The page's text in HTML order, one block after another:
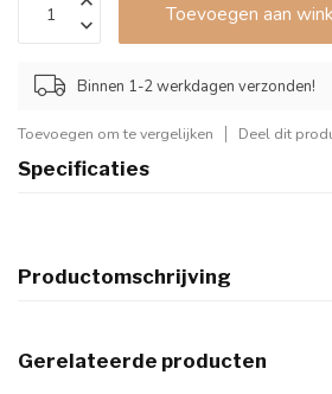
Toevoegen aan
Binnen 1-2 werkdagen verzonden!
Toevoegen om te vergelijken Deel dit
Specificaties
Productomschrijving
Gerelateerde producten